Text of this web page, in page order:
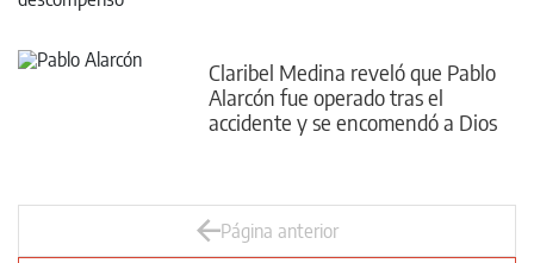
Claribel Medina reveló que Pablo
Alarcón fue operado tras el
accidente y se encomendó a Dios
Página anterior